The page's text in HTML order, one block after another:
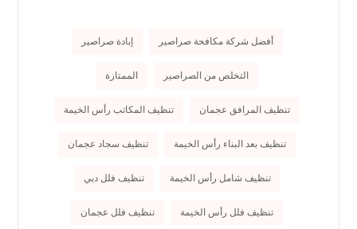
أفضل شركة مكافحة صراصير إبادة صراصير
التخلص من الصراصير الممتازة
تنظيف المرافق عجمان تنظيف المكاتب رأس الخيمة
تنظيف بعد البناء رأس الخيمة تنظيف سجاد عجمان
تنظيف شامل رأس الخيمة تنظيف فلل دبي
تنظيف فلل رأس الخيمة تنظيف فلل عجمان